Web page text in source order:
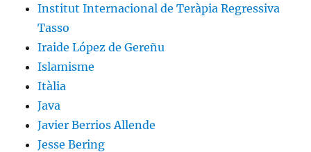
Institut Internacional de Teràpia Regressiva
Tasso
Iraide López de Gereñu
Islamisme
Itàlia
Java
Javier Berrios Allende
Jesse Bering